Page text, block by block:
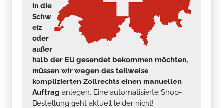
in die
Schw
eiz
oder
außer
halb der EU gesendet bekommen möchten,
müssen wir wegen des teilweise
komplizierten Zollrechts einen manuellen
Auftrag anlegen. Eine automatisierte Shop-
Bestellung geht aktuell leider nicht!